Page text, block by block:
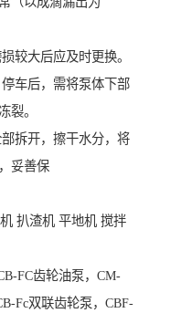
较大后应及时更换。
车后，需将泵体下部
裂。
拆开，擦干水分，将
妥善保
扒渣机 平地机 搅拌
FC齿轮油泵，CM-
Fc双联齿轮泵，CBF-